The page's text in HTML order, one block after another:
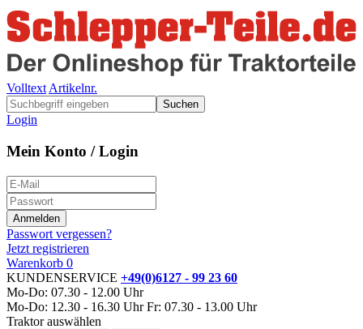
Volltext Artikelnr.
Suchen
Login
Mein Konto / Login
Passwort vergessen?
Jetzt registrieren
Warenkorb 0
KUNDENSERVICE +49(0)6127 - 99 23 60
Mo-Do: 07.30 - 12.00 Uhr
Mo-Do: 12.30 - 16.30 Uhr Fr: 07.30 - 13.00 Uhr
Traktor auswählen